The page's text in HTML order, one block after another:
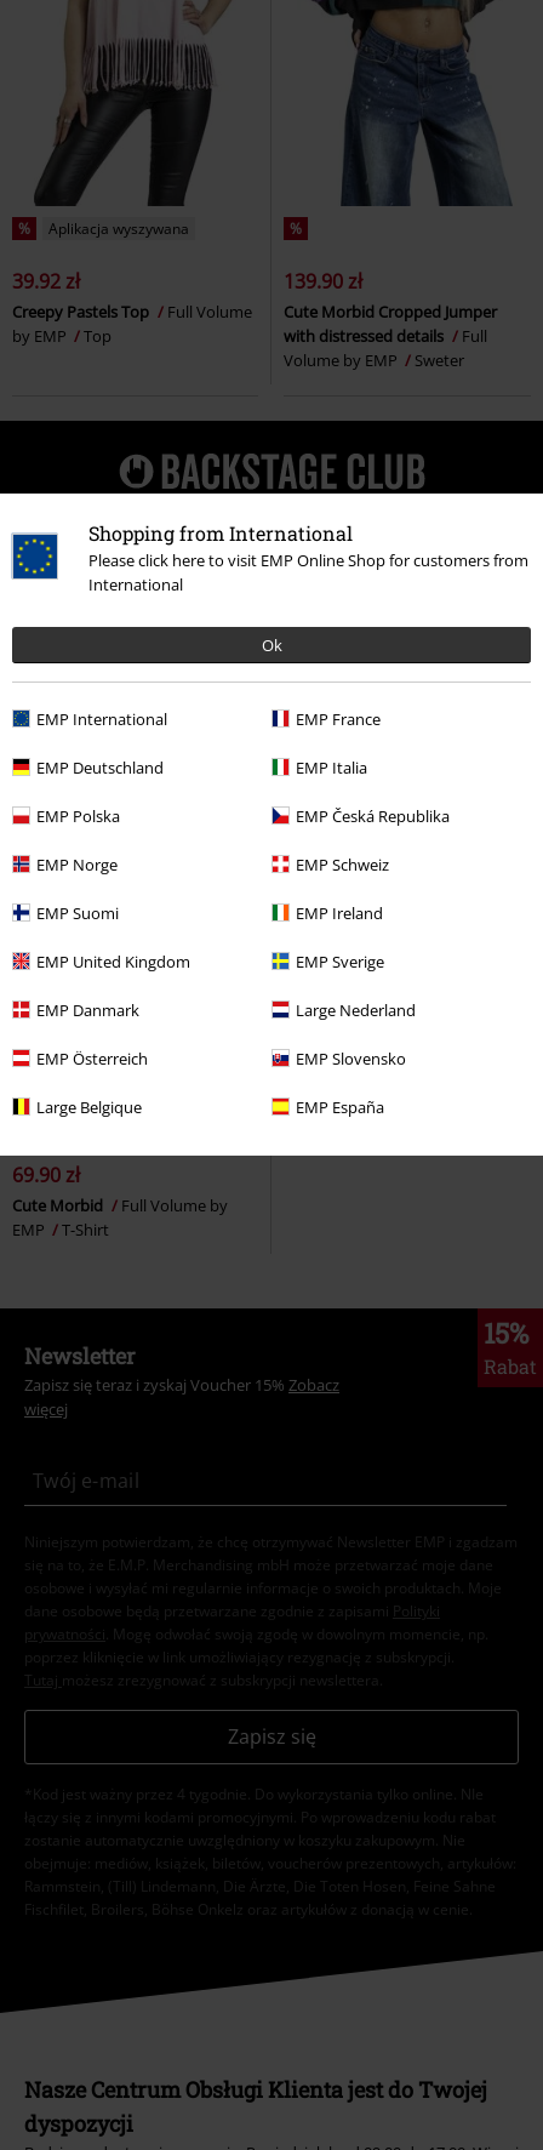
Shopping from International
Please click here to visit EMP Online Shop for customers from
International
Ok
EMP International EMP France
EMP Deutschland EMP Italia
EMP Polska EMP Česká Republika
EMP Norge EMP Schweiz
EMP Suomi EMP Ireland
EMP United Kingdom EMP Sverige
EMP Danmark Large Nederland
EMP Österreich EMP Slovensko
Large Belgique EMP España
% Aplikacja wyszywana
39.92 zł
Creepy Pastels Top
Full Volume
by EMP
Top
%
139.90 zł
Cute Morbid Cropped Jumper
with distressed details
Full
Volume by EMP
Sweter
Spraw sobie 30-dniowy okres próbny BACKSTAGE CLUB
Rozpocznij bezpłatny okres próbny!
% Duży Rozmiar
69.90 zł
Cute Morbid
Full Volume by
EMP
T-Shirt
15%
Rabat
Newsletter
Zapisz się teraz i zyskaj Voucher 15% Zobacz
więcej
Niniejszym potwierdzam, że chcę otrzymywać Newsletter EMP i zgadzam
się na to, że E.M.P. Merchandising mbH może przetwarzać moje dane
osobowe i wysyłać mi regularnie informacje o swoich produktach. Moje
dane osobowe będą przetwarzane zgodnie z zapisami
Polityki
prywatności . Mogę odwołać swoją zgodę w dowolnym momencie, np.
poprzez kliknięcie w link umożliwiający rezygnację z subskrypcji.
Tutaj możesz zrezygnować z subskrypcji newslettera.
Zapisz się
*Kod jest ważny przez 4 tygodnie. Do wykorzystania tylko online. NIe
łączy się z innymi kodami promocyjnymi. Po wprowadzeniu kodu rabat
zostanie automatycznie uwzględniony w koszyku zakupowym. Nie
obejmuje: mediów, książek, biletów, voucherów prezentowych, artykułów:
Rammstein, (Till) Lindemann, Die Ärzte, Die Toten Hosen, Feine Sahne
Fischfilet, Broilers, Böhse Onkelz oraz artykułów z donacją w cenie.
Nasze Centrum Obsługi Klienta jest do Twojej
dyspozycji